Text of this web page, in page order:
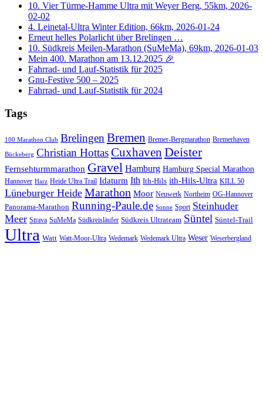
10. Vier Türme-Hamme Ultra mit Weyer Berg, 55km, 2026-
02-02
4. Leinetal-Ultra Winter Edition, 66km, 2026-01-24
Erneut helles Polarlicht über Brelingen …
10. Südkreis Meilen-Marathon (SuMeMa), 69km, 2026-01-03
Mein 400. Marathon am 13.12.2025 🎉
Fahrrad- und Lauf-Statistik für 2025
Gnu-Festive 500 – 2025
Fahrrad- und Lauf-Statistik für 2024
Tags
100 Marathon Club BrelingenBremen Bremer-Bergmarathon Bremerhaven
Bückeberg Christian HottasCuxhaven Deister
Fernsehturmmarathon Gravel Hamburg Hamburg Special Marathon
Hannover Harz Heide Ultra Trail Idaturm Ith Ith-Hils ith-Hils-Ultra KILL 50
Lüneburger Heide Marathon Moor Neuwerk Northeim OG-Hannover
Panorama-Marathon Running-Paule.de Sonne Sport Steinhuder
Meer Strava SuMeMa Südkreisläufer Südkreis Ultrateam Süntel Süntel-Trail
Ultra Watt Watt-Moor-Ultra Wedemark Wedemark Ultra Weser Weserbergland